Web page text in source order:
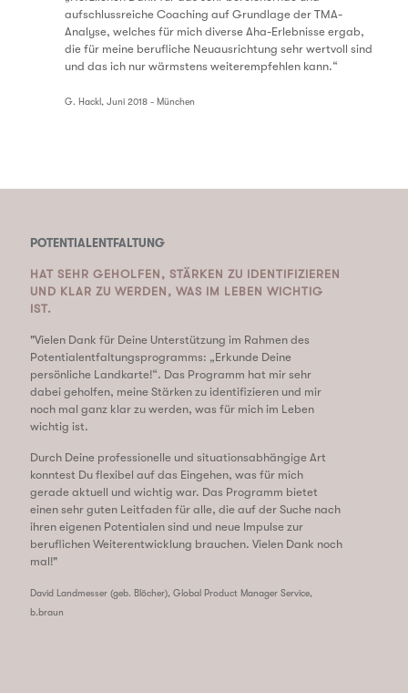
aufschlussreiche Coaching auf Grundlage der TMA-
Analyse, welches für mich diverse Aha-Erlebnisse ergab,
die für meine berufliche Neuausrichtung sehr wertvoll sind
und das ich nur wärmstens weiterempfehlen kann.“
G. Hackl, Juni 2018 - München
POTENTIALENTFALTUNG
HAT SEHR GEHOLFEN, STÄRKEN ZU IDENTIFIZIEREN
UND KLAR ZU WERDEN, WAS IM LEBEN WICHTIG
IST.
"Vielen Dank für Deine Unterstützung im Rahmen des
Potentialentfaltungsprogramms: „Erkunde Deine
persönliche Landkarte!“. Das Programm hat mir sehr
dabei geholfen, meine Stärken zu identifizieren und mir
noch mal ganz klar zu werden, was für mich im Leben
wichtig ist.
Durch Deine professionelle und situationsabhängige Art
konntest Du flexibel auf das Eingehen, was für mich
gerade aktuell und wichtig war. Das Programm bietet
einen sehr guten Leitfaden für alle, die auf der Suche nach
ihren eigenen Potentialen sind und neue Impulse zur
beruflichen Weiterentwicklung brauchen. Vielen Dank noch
mal!"
David Landmesser (geb. Blöcher), Global Product Manager Service,
b.braun